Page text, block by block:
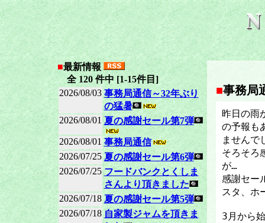
■最新情報
全 120 件中 [1-15件目]
2026/08/03 事務局通信～32年ぶり
の猛暑
2026/08/01 夏の感謝セール第7弾
2026/08/01 事務局通信
2026/07/25 夏の感謝セール第6弾
2026/07/25 フードバンクとくしま
さんより頂きました
2026/07/18 夏の感謝セール第5弾
2026/07/18 自家製ジャムを頂きま
■事務局
昨日の雨
の予報も
ませんで
そろそろ
が…
感謝セー
スタ、ホ
3月から